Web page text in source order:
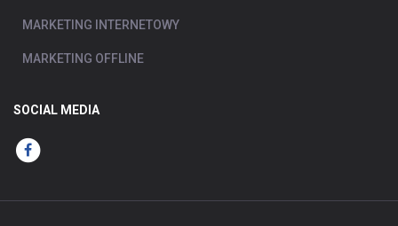
MARKETING INTERNETOWY
MARKETING OFFLINE
SOCIAL MEDIA